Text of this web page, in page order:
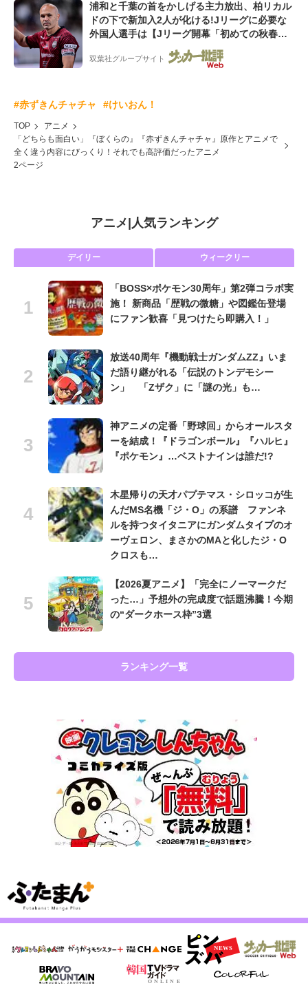
浦和と千葉の首をかしげる主力放出、柏リカル
ドの下で新加入2人が化ける!Jリーグに必要な
外国人選手は【Jリーグ開幕「初めての秋春
双葉社グループサイト
#赤ずきんチャチャ #けいおん！
TOP
アニメ
「どちらも面白い」『ぼくらの』『赤ずきんチャチャ』原作とアニメで
全く違う内容にびっくり！それでも高評価だったアニメ
2ページ
アニメ 人気ランキング
デイリー ウィークリー
「BOSS×ポケモン30周年」第2弾コラボ実
施！ 新商品「歴戦の微糖」や図鑑缶登場
にファン歓喜「見つけたら即購入！」
放送40周年『機動戦士ガンダムZZ』いま
だ語り継がれる「伝説のトンデモシー
ン」 「Zザク」に「謎の光」も…
神アニメの定番「野球回」からオールスタ
ーを結成！『ドラゴンボール』『ハルヒ』
『ポケモン』…ベストナインは誰だ!?
木星帰りの天才パプテマス・シロッコが生
んだMS名機「ジ・O」の系譜 ファンネ
ルを持つタイタニアにガンダムタイプのオ
ーヴェロン、まさかのMAと化したジ・O
クロスも…
【2026夏アニメ】「完全にノーマークだ
った…」予想外の完成度で話題沸騰！今期
の“ダークホース枠”3選
ランキング一覧